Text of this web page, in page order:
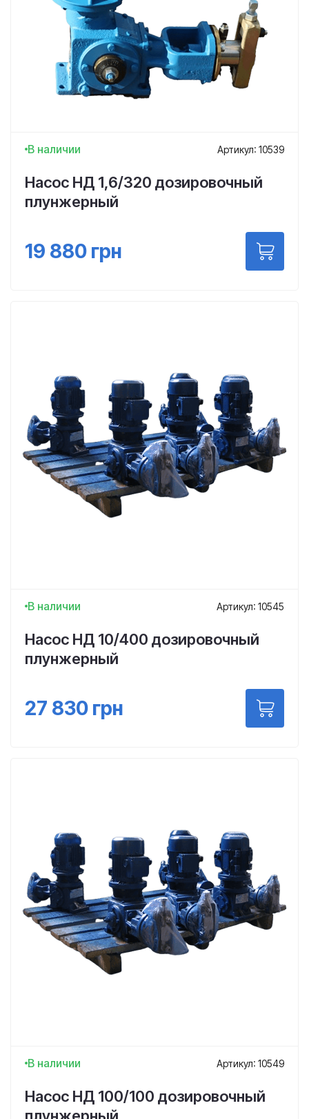
В наличии Артикул: 10539
Насос НД 1,6/320 дозировочный
плунжерный
19 880 грн
В наличии Артикул: 10545
Насос НД 10/400 дозировочный
плунжерный
27 830 грн
В наличии Артикул: 10549
Насос НД 100/100 дозировочный